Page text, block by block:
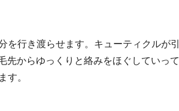
を行き渡らせます。キューティクルが引
先からゆっくりと絡みをほぐしていって
す。